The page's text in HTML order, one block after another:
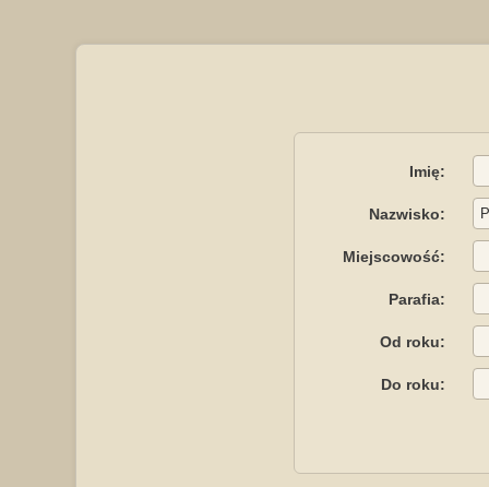
Imię:
Nazwisko:
Miejscowość:
Parafia:
Od roku:
Do roku: